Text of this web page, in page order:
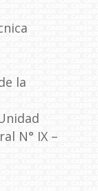
la
N° IX –